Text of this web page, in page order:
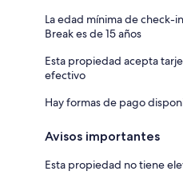
La edad mínima de check-
Break es de 15 años
Esta propiedad acepta
efectivo
Hay formas de pago
Avisos importantes
Esta propiedad no tiene